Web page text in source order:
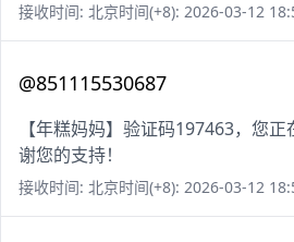
接收时间: 北京时间(+8): 2026-03-12
@851115530687
【年糕妈妈】验证码197463，您
谢您的支持！
接收时间: 北京时间(+8): 2026-03-12